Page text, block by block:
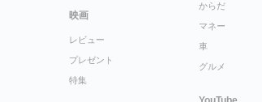
映画
レビュー
プレゼント
特集
からだ
マネー
車
グルメ